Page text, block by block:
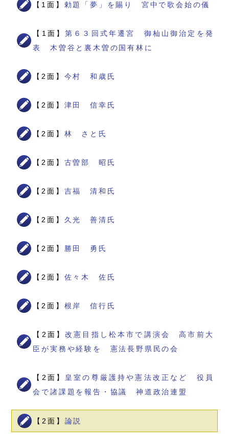
【1面】 勅題「夢」を賜り 宮中で歌会始の儀
【1面】第６３回式年遷宮 御杣山御治定を発
表 木曽谷と裏木曽の国有林に
【2面】 今村 和歳氏
【2面】 津田 信幸氏
【2面】 林 さと氏
【2面】 古曽部 昭氏
【2面】 吉福 清和氏
【2面】 久光 善清氏
【2面】 勝田 勇氏
【2面】 佐々木 佐氏
【2面】 根岸 信行氏
【2面】改憲目指し松本市で講演会 高市前大
臣が実務や経験を 憲法長野県民の会
【2面】 皇室の尊厳護持や憲法改正など 役員
会で諸課題を報告・協議 神道政治連盟
【2面】 論説